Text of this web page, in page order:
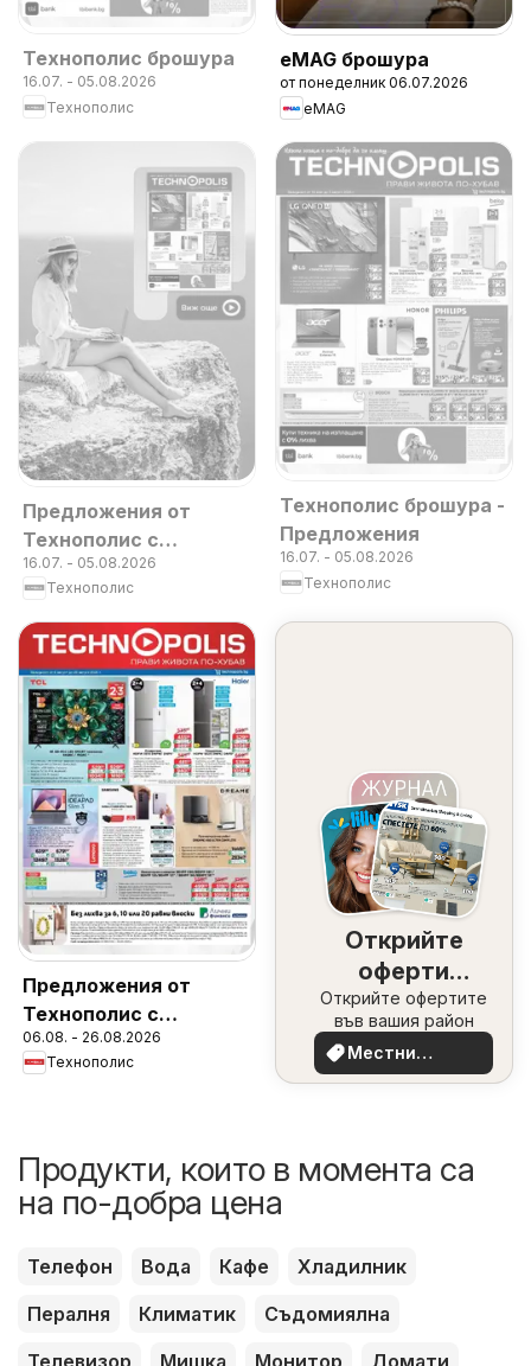
Технополис брошура
16.07. - 05.08.2026
Технополис
eMAG брошура
от понеделник 06.07.2026
eMAG
Предложения от
Технополис с
валидност до
05.08.2026
16.07. - 05.08.2026
Технополис
Технополис брошура -
Предложения
16.07. - 05.08.2026
Технополис
Предложения от
Технополис с
валидност до
26.08.2026
06.08. - 26.08.2026
Технополис
Открийте
оферти
наблизо
Открийте офертите
във вашия район
Местни
оферти
Продукти, които в момента са
на по-добра цена
Телефон Вода Кафе
Хладилник
Пералня
Климатик
Съдомиялна
Телевизор
Мишка Монитор
Домати